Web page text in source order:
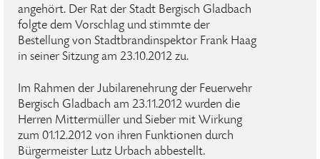
angehört. Der Rat der Stadt Bergisch Gladbach
folgte dem Vorschlag und stimmte der
Bestellung von Stadtbrandinspektor Frank Haag
in seiner Sitzung am 23.10.2012 zu.
Im Rahmen der Jubilarenehrung der Feuerwehr
Bergisch Gladbach am 23.11.2012 wurden die
Herren Mittermüller und Sieber mit Wirkung
zum 01.12.2012 von ihren Funktionen durch
Bürgermeister Lutz Urbach abbestellt.